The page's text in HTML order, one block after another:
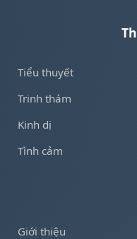
Tiểu thuyết
Trinh thám
Kinh dị
Tình cảm
Giới thiệu